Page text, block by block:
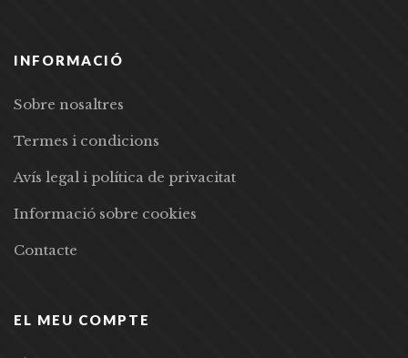
INFORMACIÓ
Sobre nosaltres
Termes i condicions
Avís legal i política de privacitat
Informació sobre cookies
Contacte
EL MEU COMPTE